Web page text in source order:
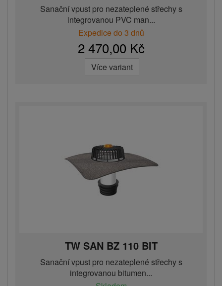
Sanační vpust pro nezateplené střechy s
integrovanou PVC man...
Expedice do 3 dnů
2 470,00 Kč
Více variant
TW SAN BZ 110 BIT
Sanační vpust pro nezateplené střechy s
integrovanou bitumen...